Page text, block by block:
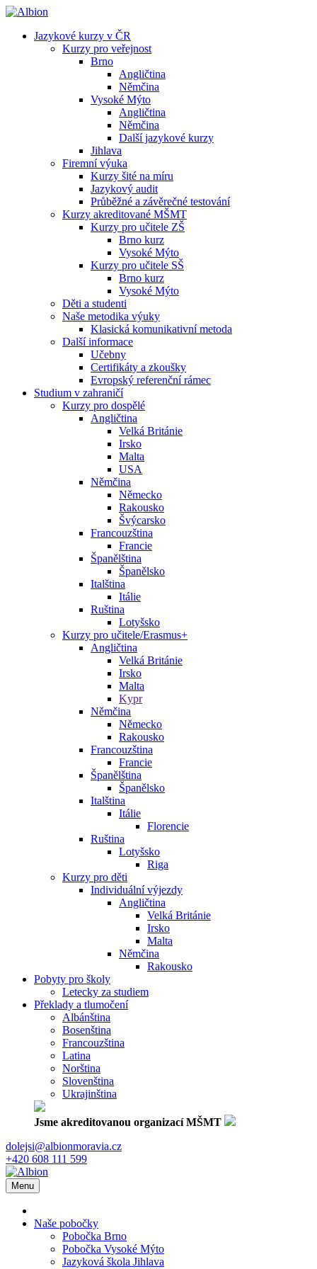
Jazykové kurzy v ČR
Kurzy pro veřejnost
Brno
Angličtina
Němčina
Vysoké Mýto
Angličtina
Němčina
Další jazykové kurzy
Jihlava
Firemní výuka
Kurzy šité na míru
Jazykový audit
Průběžné a závěrečné testování
Kurzy akreditované MŠMT
Kurzy pro učitele ZŠ
Brno kurz
Vysoké Mýto
Kurzy pro učitele SŠ
Brno kurz
Vysoké Mýto
Děti a studenti
Naše metodika výuky
Klasická komunikativní metoda
Další informace
Učebny
Certifikáty a zkoušky
Evropský referenční rámec
Studium v zahraničí
Kurzy pro dospělé
Angličtina
Velká Británie
Irsko
Malta
USA
Němčina
Německo
Rakousko
Švýcarsko
Francouzština
Francie
Španělština
Španělsko
Italština
Itálie
Ruština
Lotyšsko
Kurzy pro učitele/Erasmus+
Angličtina
Velká Británie
Irsko
Malta
Kypr
Němčina
Německo
Rakousko
Francouzština
Francie
Španělština
Španělsko
Italština
Itálie
Florencie
Ruština
Lotyšsko
Riga
Kurzy pro děti
Individuální výjezdy
Angličtina
Velká Británie
Irsko
Malta
Němčina
Rakousko
Pobyty pro školy
Letecky za studiem
Překlady a tlumočení
Albánština
Bosenština
Francouzština
Latina
Norština
Slovenština
Ukrajinština
Jsme akreditovanou organizací MŠMT
dolejsi@albionmoravia.cz
+420 608 111 599
Menu
Naše pobočky
Pobočka Brno
Pobočka Vysoké Mýto
Jazyková škola Jihlava